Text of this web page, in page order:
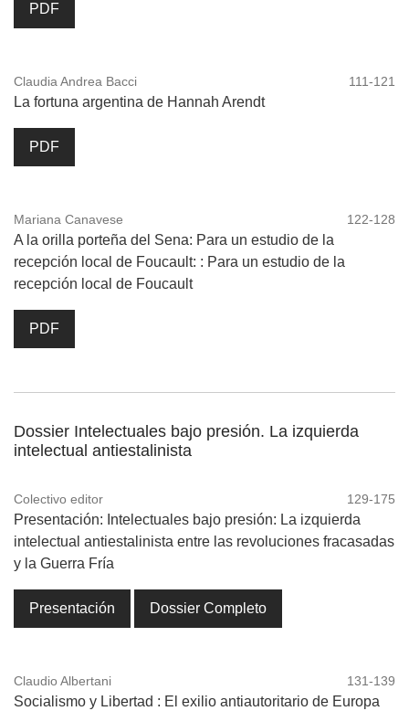
PDF
Claudia Andrea Bacci 111-121
La fortuna argentina de Hannah Arendt
PDF
Mariana Canavese 122-128
A la orilla porteña del Sena: Para un estudio de la
recepción local de Foucault: : Para un estudio de la
recepción local de Foucault
PDF
Dossier Intelectuales bajo presión. La izquierda
intelectual antiestalinista
Colectivo editor 129-175
Presentación: Intelectuales bajo presión: La izquierda
intelectual antiestalinista entre las revoluciones fracasadas
y la Guerra Fría
Presentación Dossier Completo
Claudio Albertani 131-139
Socialismo y Libertad : El exilio antiautoritario de Europa